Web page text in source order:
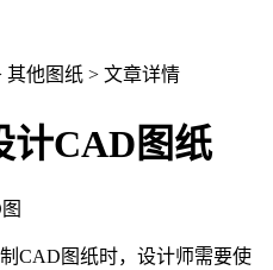
其他图纸 > 文章详情
计CAD图纸
CAD图纸时，设计师需要使